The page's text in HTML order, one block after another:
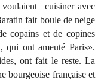
voulaient cuisiner avec
fait boule de neige
copains et de copines
qui ont ameuté Paris».
ont fait le reste. La
bourgeoise française et